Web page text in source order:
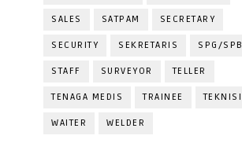
SALES SATPAM SECRETARY
SECURITY SEKRETARIS SPG/SPB
STAFF SURVEYOR TELLER
TENAGA MEDIS TRAINEE TEKNISI
WAITER WELDER